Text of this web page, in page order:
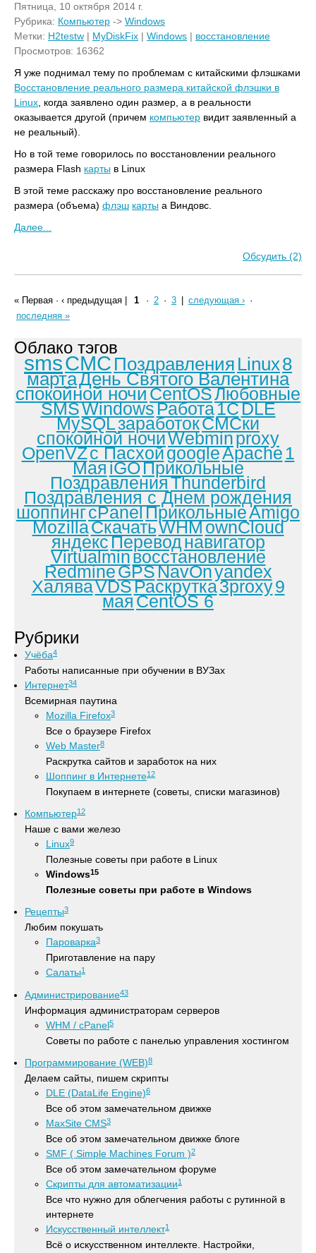
Пятница, 10 октября 2014 г.
Рубрика: Компьютер -> Windows
Метки: H2testw | MyDiskFix | Windows | восстановление
Просмотров: 16362
Я уже поднимал тему по проблемам с китайскими флэшками
Восстановление реального размера китайской флэшки в
Linux , когда заявлено один размер, а в реальности
оказывается другой (причем компьютер видит заявленный а
не реальный).
Но в той теме говорилось по восстановлении реального
размера Flash карты в Linux
В этой теме расскажу про восстановление реального
размера (объема) флэш карты а Виндовс.
Далее...
Обсудить (2)
« Первая · ‹ предыдущая 1 · 2 · 3 следующая › ·
последняя »
Облако тэгов
smsСМС Поздравления Linux8
мартаДень Святого Валентина
спокойной ночиCentOSЛюбовные
SMSWindowsРабота1СDLE
MySQLзаработокСМСки
спокойной ночиWebminproxy
OpenVZс ПасхойgoogleApache 1
МаяiGOПрикольные
ПоздравленияThunderbird
Поздравления с Днем рождения
шоппингcPanelПрикольныеAmigo
MozillaСкачатьWHMownCloud
яндексПереводнавигатор
Virtualminвосстановление
RedmineGPSNavOnyandex
ХаляваVDSРаскрутка3proxy9
маяCentOS 6
Рубрики
Учёба4
Работы написанные при обучении в ВУЗах
Интернет34
Всемирная паутина
Mozilla Firefox3
Все о браузере Firefox
Web Master8
Раскрутка сайтов и заработок на них
Шоппинг в Интернете12
Покупаем в интернете (советы, списки магазинов)
Компьютер12
Наше с вами железо
Linux9
Полезные советы при работе в Linux
Windows15
Полезные советы при работе в Windows
Рецепты3
Любим покушать
Пароварка3
Приготавление на пару
Салаты1
Администрирование43
Информация администраторам серверов
WHM / cPanel5
Советы по работе с панелью управления хостингом
Программирование (WEB)8
Делаем сайты, пишем скрипты
DLE (DataLife Engine)6
Все об этом замечательном движке
MaxSite CMS3
Все об этом замечательном движке блоге
SMF ( Simple Machines Forum )2
Все об этом замечательном форуме
Скрипты для автоматизации1
Все что нужно для облегчения работы с рутинной в
интернете
Искусственный интеллект1
Всё о искусственном интеллекте. Настройки,